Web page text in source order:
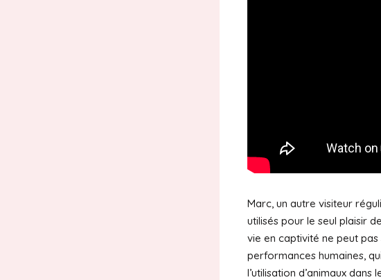
Marc, un autre visiteur
utilisés pour le seul plaisir
vie en captivité ne peut
performances humaines,
l’utilisation d’animaux